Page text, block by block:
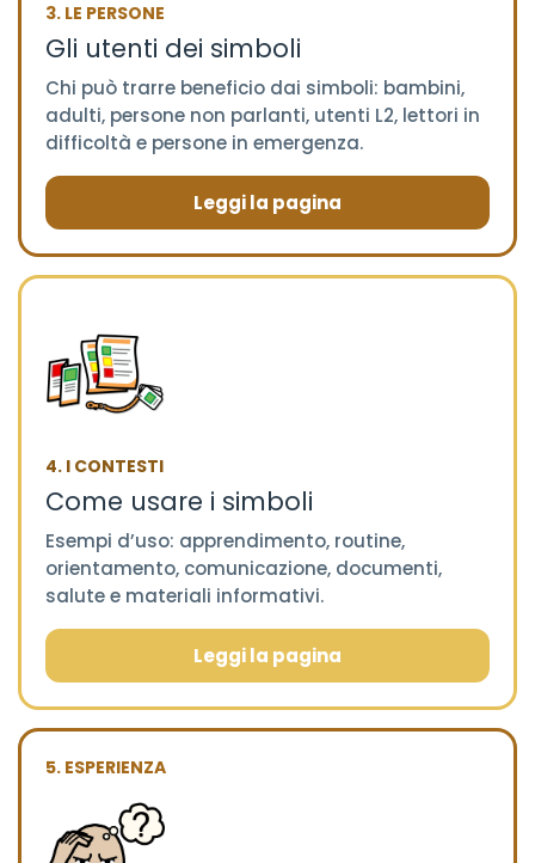
3. LE PERSONE
Gli utenti dei simboli
Chi può trarre beneficio dai simboli: bambini,
adulti, persone non parlanti, utenti L2, lettori in
difficoltà e persone in emergenza.
Leggi la pagina
4. I CONTESTI
Come usare i simboli
Esempi d’uso: apprendimento, routine,
orientamento, comunicazione, documenti,
salute e materiali informativi.
Leggi la pagina
5. ESPERIENZA